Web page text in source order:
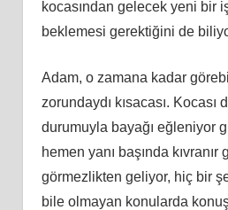
kocasından gelecek yeni bir
beklemesi gerektiğini de
Adam, o zamana kadar
zorundaydı kısacası. Kocası
durumuyla bayağı eğleniyor
hemen yanı başında kıvranır
görmezlikten geliyor, hiç bir
bile olmayan konularda